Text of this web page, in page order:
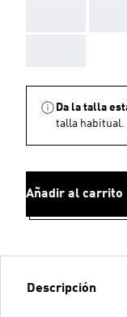
Da la talla
talla habitual.
Añadir al carrito
Descripción